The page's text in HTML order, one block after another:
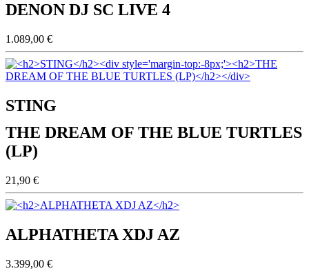
DENON DJ SC LIVE 4
1.089,00 €
STING
THE DREAM OF THE BLUE TURTLES
(LP)
21,90 €
ALPHATHETA XDJ AZ
3.399,00 €